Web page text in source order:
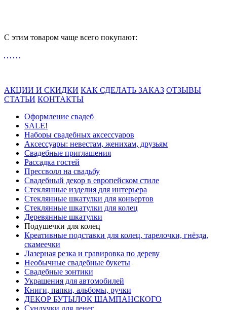
C этим товаром чаще всего покупают:
АКЦИИ И СКИДКИ КАК СДЕЛАТЬ ЗАКАЗ ОТЗЫВЫ
СТАТЬИ КОНТАКТЫ
Оформление свадеб
SALE!
Наборы свадебных аксессуаров
Аксессуары: невестам, женихам, друзьям
Свадебные приглашения
Рассадка гостей
Прессволл на свадьбу
Свадебный декор в европейском стиле
Стеклянные изделия для интерьера
Стеклянные шкатулки для конвертов
Cтеклянные шкатулки для колец
Деревянные шкатулки
Подушечки для колец
Креативные подставки для колец, тарелочки, гнёзда,
скамеечки
Лазерная резка и гравировка по дереву
Необычные свадебные букеты
Свадебные зонтики
Украшения для автомобилей
Книги, папки, альбомы, ручки
ДЕКОР БУТЫЛОК ШАМПАНСКОГО